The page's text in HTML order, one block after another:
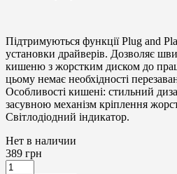
Підтримуються функції Plug and
установки драйверів. Дозволяє
кишеню з жорстким диском до
цьому немає необхідності
Особливості кишені: стильний
засувною механізм кріплення
Світлодіодний індикатор.
Нет в наличии
389 грн